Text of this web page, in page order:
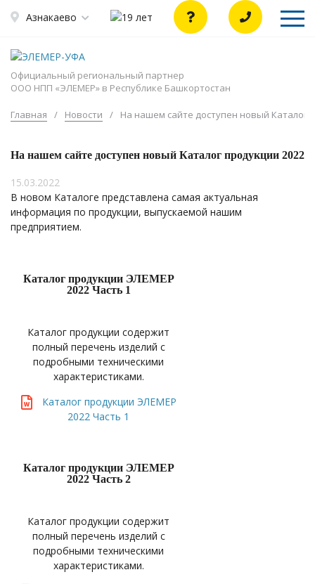
Азнакаево
Официальный региональный партнер
ООО НПП «ЭЛЕМЕР» в Республике Башкортостан
Главная / Новости / На нашем сайте доступен новый Каталог
На нашем сайте доступен новый Каталог продукции 2022
15.03.2022
В новом Каталоге представлена самая актуальная
информация по продукции, выпускаемой нашим
предприятием.
Каталог продукции ЭЛЕМЕР
2022 Часть 1
Каталог продукции содержит
полный перечень изделий с
подробными техническими
характеристиками.
Каталог продукции ЭЛЕМЕР
2022 Часть 1
Каталог продукции ЭЛЕМЕР
2022 Часть 2
Каталог продукции содержит
полный перечень изделий с
подробными техническими
характеристиками.